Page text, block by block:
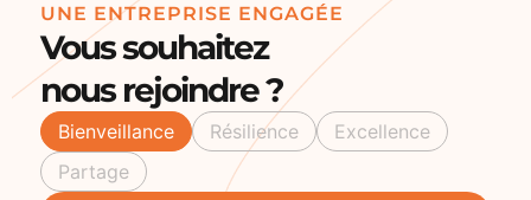
UNE ENTREPRISE ENGAGÉE
Vous souhaitez
nous rejoindre ?
Bienveillance Résilience
Excellence
Partage